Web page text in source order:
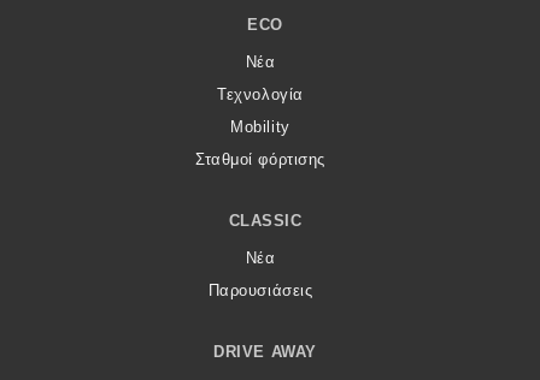
ECO
Νέα
Τεχνολογία
Mobility
Σταθμοί φόρτισης
CLASSIC
Νέα
Παρουσιάσεις
DRIVE AWAY